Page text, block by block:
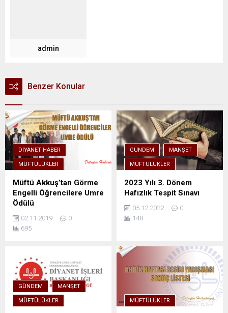
admin
Benzer Konular
DIYANET HABER
MÜFTÜLÜKLER
Müftü Akkuş’tan Görme
Engelli Öğrencilere Umre
Ödülü
02.11.2019
0
695
GÜNDEM MANŞET
MÜFTÜLÜKLER
2023 Yılı 3. Dönem
Hafızlık Tespit Sınavı
05.12.2022
0
148
GÜNDEM MANŞET
MÜFTÜLÜKLER MÜFTÜLÜKLER